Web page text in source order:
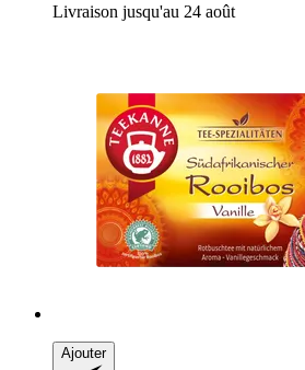
Livraison jusqu'au 24 août
Ajouter